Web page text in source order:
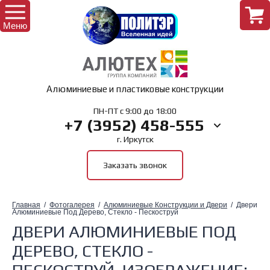
Алюминиевые и пластиковые конструкции
ПН-ПТ с 9:00 до 18:00
+7 (3952) 458-555
г. Иркутск
Заказать звонок
Главная
  /
Фотогалерея
  /
Алюминиевые Конструкции и Двери
  /  Двери
Алюминиевые Под Дерево, Стекло - Пескоструй
ДВЕРИ АЛЮМИНИЕВЫЕ ПОД
ДЕРЕВО, СТЕКЛО -
Меню
Комплектующие для лоджий
Комплектующие для рольставень